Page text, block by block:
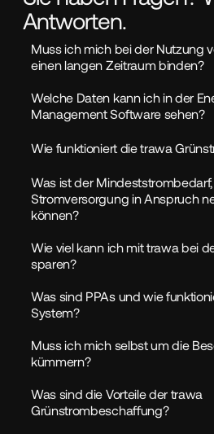
Antworten.
Muss ich mich bei der Nutzung
einen langen Zeitraum binden?
Welche Daten kann ich in der
Management Software sehen?
Wie funktioniert die trawa
Was ist der
Stromversorgung in Anspruch
können?
Wie viel kann ich mit trawa bei
sparen?
Was sind PPAs und wie
System?
Muss ich mich selbst um die
kümmern?
Was sind die Vorteile der trawa
Grünstrombeschaffung?